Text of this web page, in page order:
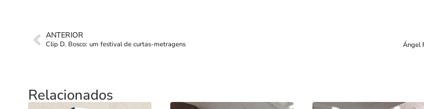
ANTERIOR
Clip D. Bosco: um festival de curtas-metragens Ángel
Relacionados